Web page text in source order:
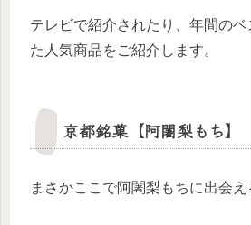
テレビで紹介されたり、年間の
た人気商品をご紹介します。
京都銘菓【阿闍梨もち】
まさかここで阿闍梨もちに出会え